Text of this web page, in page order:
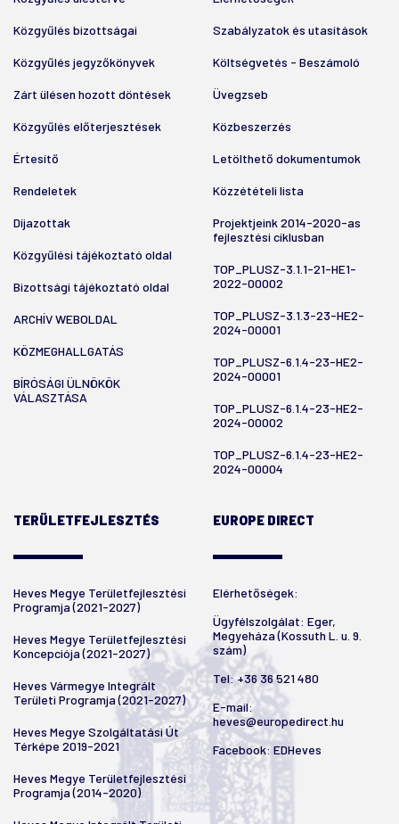
Közgyűlés bizottságai
Közgyűlés jegyzőkönyvek
Zárt ülésen hozott döntések
Közgyűlés előterjesztések
Értesítő
Rendeletek
Díjazottak
Közgyűlési tájékoztató oldal
Bizottsági tájékoztató oldal
ARCHÍV WEBOLDAL
KÖZMEGHALLGATÁS
BÍRÓSÁGI ÜLNÖKÖK
VÁLASZTÁSA
Szabályzatok és utasítások
Költségvetés - Beszámoló
Üvegzseb
Közbeszerzés
Letölthető dokumentumok
Közzétételi lista
Projektjeink 2014-2020-as
fejlesztési ciklusban
TOP_PLUSZ-3.1.1-21-HE1-
2022-00002
TOP_PLUSZ-3.1.3-23-HE2-
2024-00001
TOP_PLUSZ-6.1.4-23-HE2-
2024-00001
TOP_PLUSZ-6.1.4-23-HE2-
2024-00002
TOP_PLUSZ-6.1.4-23-HE2-
2024-00004
TERÜLETFEJLESZTÉS
Heves Megye Területfejlesztési
Programja (2021-2027)
Heves Megye Területfejlesztési
Koncepciója (2021-2027)
Heves Vármegye Integrált
Területi Programja (2021-2027)
Heves Megye Szolgáltatási Út
Térképe 2019-2021
Heves Megye Területfejlesztési
Programja (2014-2020)
EUROPE DIRECT
Elérhetőségek:
Ügyfélszolgálat: Eger,
Megyeháza (Kossuth L. u. 9.
szám)
Tel:+36 36 521 480
E-mail:
heves@europedirect.hu
Facebook: EDHeves